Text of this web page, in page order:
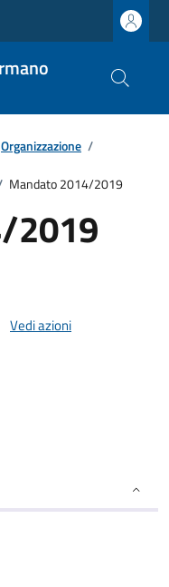
Organizzazione /
Mandato 2014/2019
2019
Vedi azioni